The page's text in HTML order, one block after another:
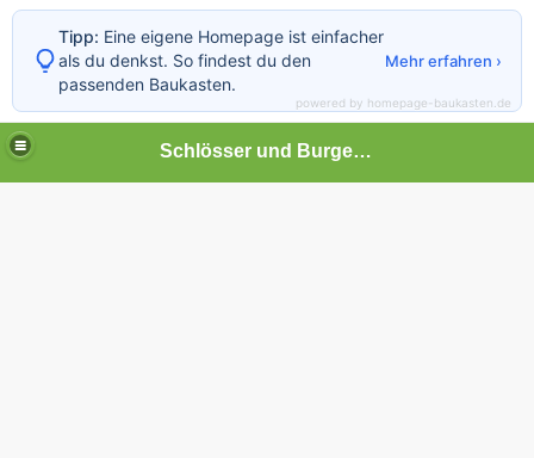
Schlösser und Burgen in Baden-Württemberg
Tipp: Eine eigene Homepage ist einfacher
als du denkst. So findest du den
passenden Baukasten.
Mehr erfahren ›
powered by homepage-baukasten.de